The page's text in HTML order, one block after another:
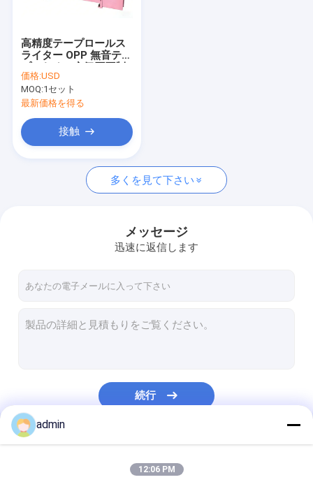
高精度テープロールス
ライター OPP 無音テー
御
価格:USD
MOQ:1セット
最新価格を得る
接触
多くを見て下さい
メッセージ
迅速に返信します
続行
admin
12:06 PM